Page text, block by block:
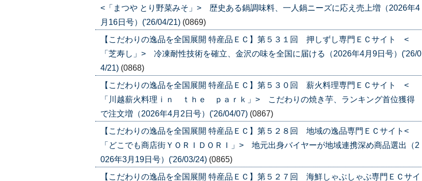
<「まつや とり野菜みそ」> 歴史ある鍋調味料、一人鍋ニーズに応え売上増（2026年4
月16日号）('26/04/21) (0869)
【こだわりの逸品を全国展開 特産品ＥＣ】第５３１回 押しずし専門ＥＣサイト <
「芝寿し」> 冷凍耐性技術を確立、金沢の味を全国に届ける（2026年4月9日号）('26/0
4/21) (0868)
【こだわりの逸品を全国展開 特産品ＥＣ】第５３０回 薪火料理専門ＥＣサイト <
「川越薪火料理ｉｎ ｔｈｅ ｐａｒｋ」> こだわりの焼き芋、ランキング首位獲得
で注文増（2026年4月2日号）('26/04/07) (0867)
【こだわりの逸品を全国展開 特産品ＥＣ】第５２８回 地域の逸品専門ＥＣサイト<
「どこでも商店街ＹＯＲＩＤＯＲＩ」> 地元出身バイヤーが地域連携深め商品選出（2
026年3月19日号）('26/03/24) (0865)
【こだわりの逸品を全国展開 特産品ＥＣ】第５２７回 海鮮しゃぶしゃぶ専門ＥＣサイ